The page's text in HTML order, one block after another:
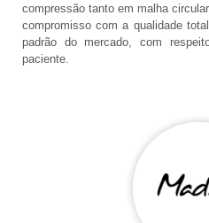
compressão tanto em malha
compromisso com a qualidade
padrão do mercado, com
paciente.